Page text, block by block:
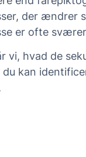
der ændrer
er ofte
vi, hvad de
kan